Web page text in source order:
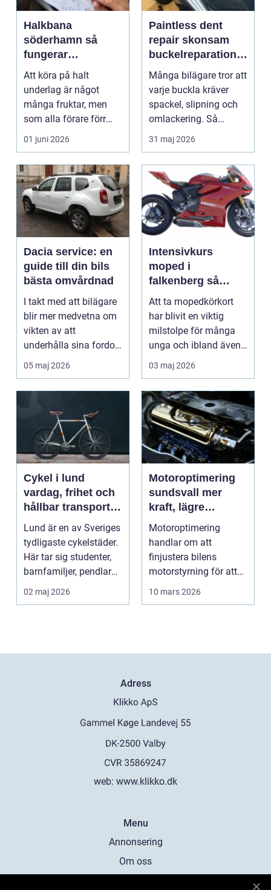
Halkbana
söderhamn så
fungerar
riskutbildning på
riktigt halt
underlag
Att köra på halt
underlag är något
många fruktar, men
som alla förare förr
eller senare möter. En
ha...
01 juni 2026
Paintless dent
repair skonsam
buckelreparation
utan omlackering
Många bilägare tror att
varje buckla kräver
spackel, slipning och
omlackering. Så
behöver det inte v...
31 maj 2026
Dacia service: en
guide till din bils
bästa omvårdnad
I takt med att bilägare
blir mer medvetna om
vikten av att
underhålla sina fordon,
söker många efter...
05 maj 2026
Intensivkurs
moped i
falkenberg så
funkar det och så
väljer du rätt
utbildning
Att ta mopedkörkort
har blivit en viktig
milstolpe för många
unga och ibland även
för vuxna som vil...
03 maj 2026
Cykel i lund
vardag, frihet och
hållbar transport i
cykelstaden
Lund är en av Sveriges
tydligaste cykelstäder.
Här tar sig studenter,
barnfamiljer, pendlare
och sen...
02 maj 2026
Motoroptimering
sundsvall mer
kraft, lägre
förbrukning och
roligare körning
Motoroptimering
handlar om att
finjustera bilens
motorstyrning för att
få en bättre balans
10 mars 2026
Adress
web: www.klikko.dk
Menu
Annonsering
Om oss